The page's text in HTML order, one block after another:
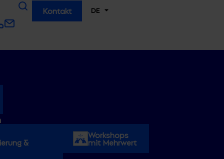
Kontakt DE
&
Workshops
mit Mehrwert